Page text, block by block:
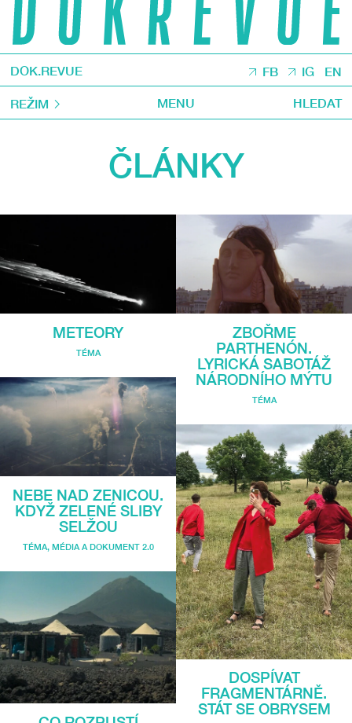
DOK.REVUE FB IG EN
REŽIM MENU HLEDAT
ČLÁNKY
METEORY
TÉMA
NEBE NAD ZENICOU.
KDYŽ ZELENÉ SLIBY
SELŽOU
TÉMA, MÉDIA A DOKUMENT 2.0
ZBOŘME
PARTHENÓN.
LYRICKÁ SABOTÁŽ
NÁRODNÍHO MÝTU
TÉMA
DOSPÍVAT
FRAGMENTÁRNĚ.
STÁT SE OBRYSEM